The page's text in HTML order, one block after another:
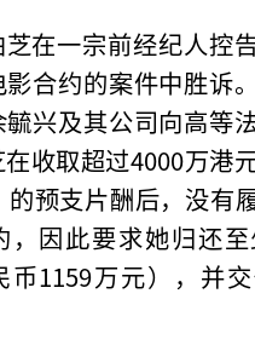
芝在一宗前经纪人控
合约的案件中胜诉
兴及其公司向高等
收取超过4000万港
的预支片酬后，没有
，因此要求她归还
币1159万元），并